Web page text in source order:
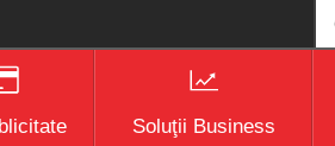
Soluţii Business